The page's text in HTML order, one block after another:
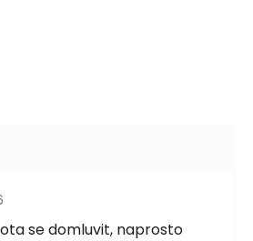
obchodu je 5 z 5 hvězdiček.
se domluvit, naprosto